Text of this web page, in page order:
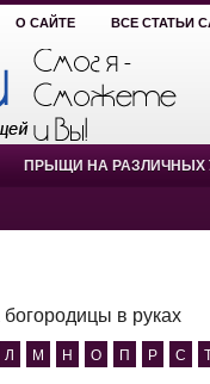
О САЙТЕ ВСЕ СТАТЬИ
ПРЫЩИ НА РАЗЛИЧНЫХ
в руках
Л М Н О П Р С